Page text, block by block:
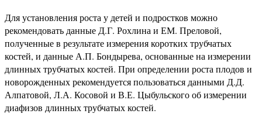
Для установления роста у детей и подростков можно
рекомендовать данные Д.Г. Рохлина и ЕМ. Преловой,
полученные в результате измерения коротких трубчатых
костей, и данные А.П. Бондырева, основанные на измерении
длинных трубчатых костей. При определении роста плодов и
новорожденных рекомендуется пользоваться данными Д.Д.
Алпатовой, Л.А. Косовой и В.Е. Цыбульского об измерении
диафизов длинных трубчатых костей.